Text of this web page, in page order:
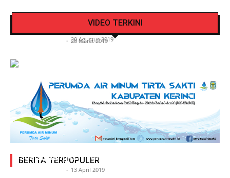
VIDEO TERKINI
Video Detik Evakuasi Jasad Iglesias di Gunung
- 20 Agustus 2019
Lantas Polres Kerinci Beri Pengendara Segelas
- 28 Maret 2019
BERITA TERPOPULER
Adegan Ranjang Dua Kadis, Perhubungan Vs
Sosial, Sang Istri Miliki Bukti Video Mesum Hot
- 13 April 2019